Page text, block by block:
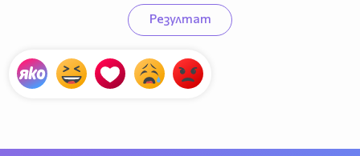
Резултат